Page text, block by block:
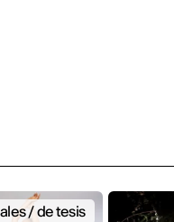
/ de tesis